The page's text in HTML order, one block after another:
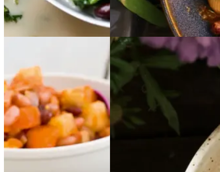
Aftensmad
Vintermad
StærkeStærke
bønnerbønner
medmed
grøntsagergrøntsage
Græsk
bønnesalat
bønnesala